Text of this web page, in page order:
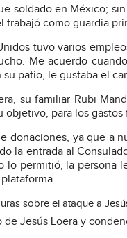
soldado en México;
como guardia
tuvo varios
Me acuerdo
patio, le gustaba el
su familiar Rubi
para los gastos
donaciones, ya que a
la entrada al
lo permitió, la persona
sobre el ataque a
de Jesús Loera y